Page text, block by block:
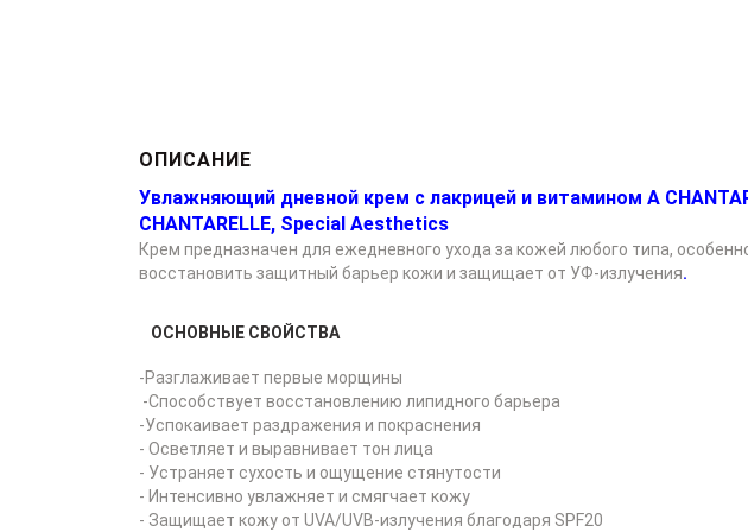
ОПИСАНИЕ
Увлажняющий дневной крем с лакрицей и витамином А
CHANTARELLE, Special Aesthetics
Крем предназначен для ежедневного ухода за кожей любого типа,
восстановить защитный барьер кожи и защищает от УФ-излучения.
ОСНОВНЫЕ СВОЙСТВА
-Разглаживает первые морщины
-Способствует восстановлению липидного барьера
-Успокаивает раздражения и покраснения
- Осветляет и выравнивает тон лица
- Устраняет сухость и ощущение стянутости
- Интенсивно увлажняет и смягчает кожу
- Защищает кожу от UVA/UVB-излучения благодаря SPF20